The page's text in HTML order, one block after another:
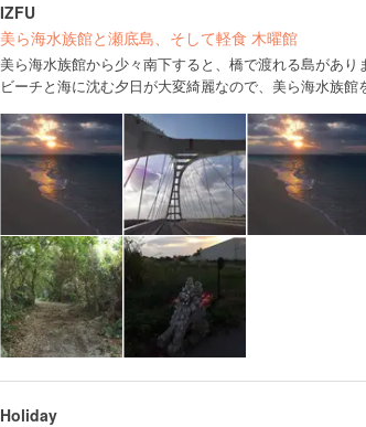
IZFU
美ら海水族館と瀬底島、そして軽食 木曜館
美ら海水族館から少々南下すると、橋で渡れる島があり
ビーチと海に沈む夕日が大変綺麗なので、美ら海水族館
Holiday